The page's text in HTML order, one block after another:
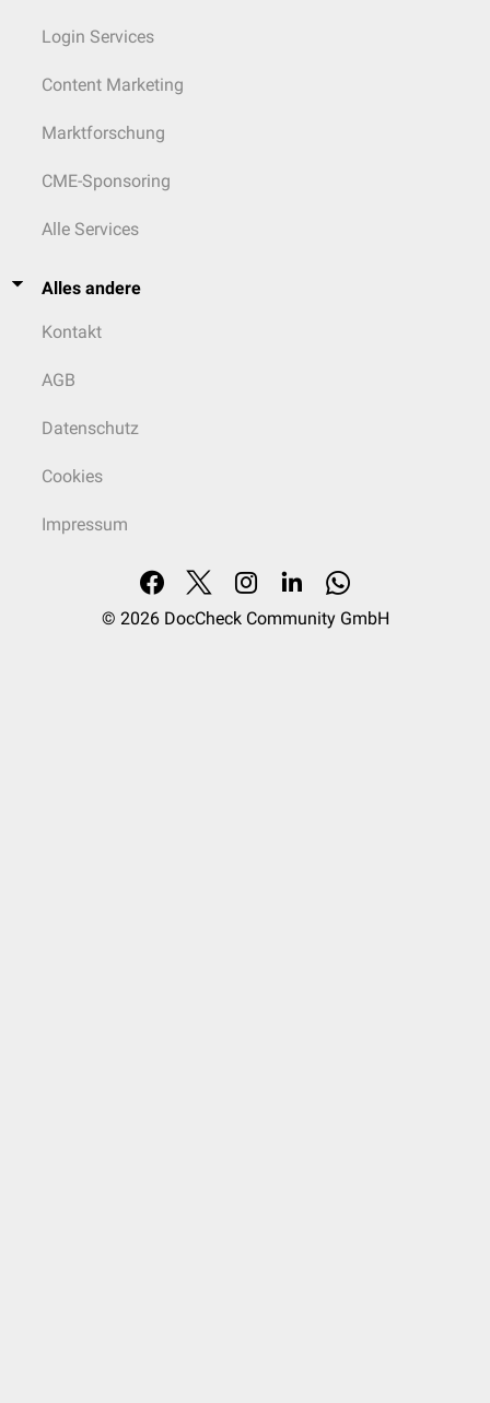
Login Services
Content Marketing
Marktforschung
CME-Sponsoring
Alle Services
Alles andere
Kontakt
AGB
Datenschutz
Cookies
Impressum
© 2026 DocCheck Community GmbH